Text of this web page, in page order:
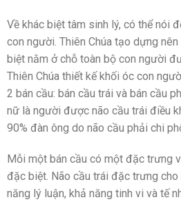
Về khác biệt tâm sinh lý, có thể nói
con người. Thiên Chúa tạo dựng
biệt nằm ở chỗ toàn bộ con người
Thiên Chúa thiết kế khối óc con
2 bán cầu: bán cầu trái và bán cầu
nữ là người được não cầu trái điều
90% đàn ông do não cầu phải chi
Mỗi một bán cầu có một đặc trưng
đặc biệt. Não cầu trái đặc trưng cho
năng lý luận, khả năng tinh vi và tế